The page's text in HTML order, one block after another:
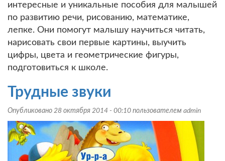
интересные и уникальные пособия для малышей
по развитию речи, рисованию, математике,
лепке. Они помогут малышу научиться читать,
нарисовать свои первые картины, выучить
цифры, цвета и геометрические фигуры,
подготовиться к школе.
Трудные звуки
Опубликовано 28 октября 2014 - 00:10 пользователем admin